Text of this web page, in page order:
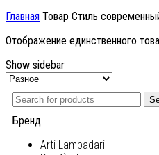
Главная Товар Стиль
Отображение единственного
Show sidebar
Бренд
Arti Lampadari